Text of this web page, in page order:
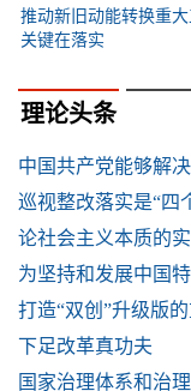
推动新旧动能转换重
关键在落实
理论头条
中国共产党能够解
巡视整改落实是“四
论社会主义本质的
为坚持和发展中国
打造“双创”升级版
下足改革真功夫
国家治理体系和治